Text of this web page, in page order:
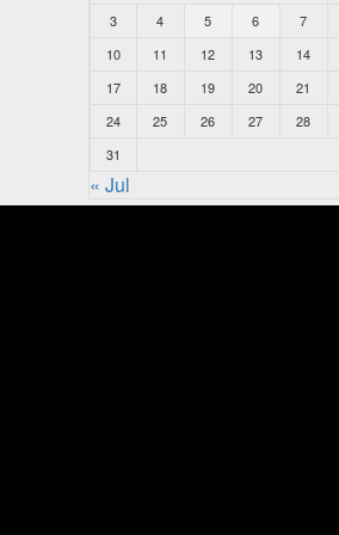
3
4 5 6 7
10
11 12 13 14
17
18 19 20 21
24
25 26 27 28
31
« Jul